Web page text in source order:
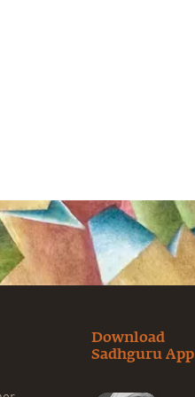
Download
Sadhguru App